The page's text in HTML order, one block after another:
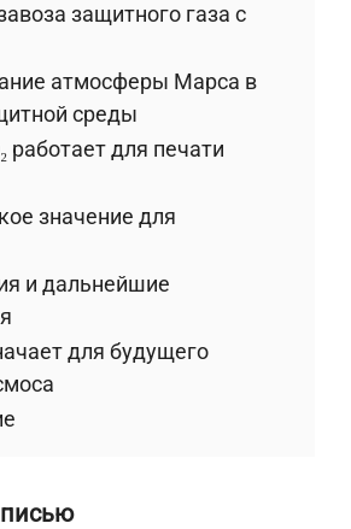
защитного газа с
атмосферы Марса в
среды
работает для печати
значение для
и дальнейшие
для будущего